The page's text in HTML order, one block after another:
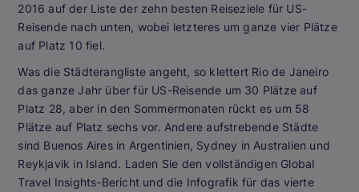
2016 auf der Liste der zehn besten Reiseziele für US-
Reisende nach unten, wobei letzteres um ganze vier Plätze
auf Platz 10 fiel.
Was die Städterangliste angeht, so klettert Rio de Janeiro
das ganze Jahr über für US-Reisende um 30 Plätze auf
Platz 28, aber in den Sommermonaten rückt es um 58
Plätze auf Platz sechs vor. Andere aufstrebende Städte
sind Buenos Aires in Argentinien, Sydney in Australien und
Reykjavik in Island. Laden Sie den vollständigen Global
Travel Insights-Bericht und die Infografik für das vierte